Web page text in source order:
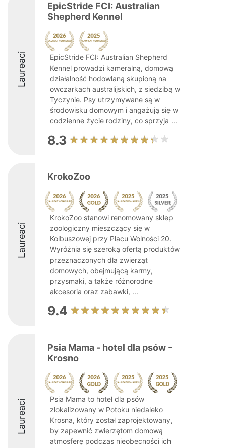
Laureaci
EpicStride FCI: Australian
Shepherd Kennel
EpicStride FCI: Australian Shepherd
Kennel prowadzi kameralną, domową
działalność hodowlaną skupioną na
owczarkach australijskich, z siedzibą w
Tyczynie. Psy utrzymywane są w
środowisku domowym i angażują się w
codzienne życie rodziny, co sprzyja ...
8.3
Laureaci
KrokoZoo
KrokoZoo stanowi renomowany sklep
zoologiczny mieszczący się w
Kolbuszowej przy Placu Wolności 20.
Wyróżnia się szeroką ofertą produktów
przeznaczonych dla zwierząt
domowych, obejmującą karmy,
przysmaki, a także różnorodne
akcesoria oraz zabawki, ...
9.4
Laureaci
Psia Mama - hotel dla psów -
Krosno
Psia Mama to hotel dla psów
zlokalizowany w Potoku niedaleko
Krosna, który został zaprojektowany,
by zapewnić zwierzętom domową
atmosferę podczas nieobecności ich